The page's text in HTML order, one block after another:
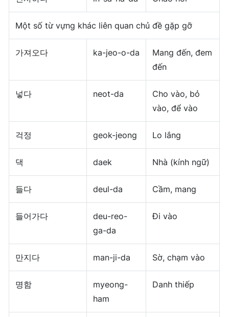
Một số từ vựng khác liên quan chủ đề gặp gỡ
가져오다 ka-jeo-o-da
Mang đến, đem
đến
넣다 neot-da
Cho vào, bỏ
vào, để vào
걱정 geok-jeong Lo lắng
댁 daek Nhà (kính ngữ)
들다 deul-da Cầm, mang
들어가다
deu-reo-
ga-da
Đi vào
만지다 man-ji-da Sờ, chạm vào
명함
myeong-
ham
Danh thiếp